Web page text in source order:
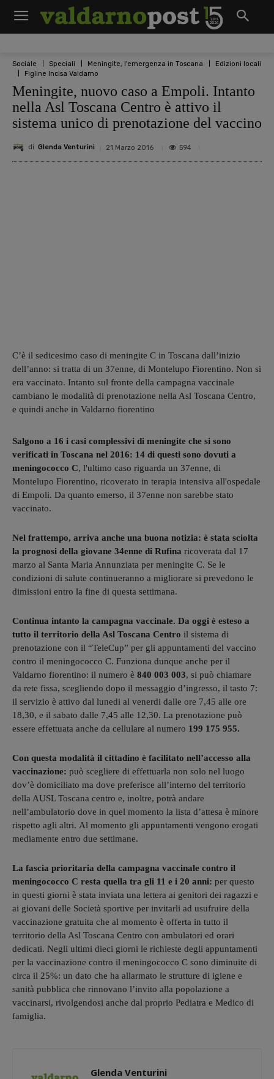
Sociale Speciali Meningite, l'emergenza in Toscana
Edizioni locali
Figline Incisa Valdarno
Meningite, nuovo caso a Empoli. Intanto
nella Asl Toscana Centro è attivo il
sistema unico di prenotazione del vaccino
di Glenda Venturini 21 Marzo 2016 594
C’è il sedicesimo caso di meningite C in Toscana dall’inizio
dell’anno: si tratta di un 37enne, di Montelupo Fiorentino. Non si
era vaccinato. Intanto sul fronte della campagna vaccinale
cambiano le modalità di prenotazione nella Asl Toscana Centro,
e quindi anche in Valdarno fiorentino
Salgono a 16 i casi complessivi di meningite che si sono
verificati in Toscana nel 2016: 14 di questi sono dovuti a
meningococco C, l'ultimo caso riguarda un 37enne, di
Montelupo Fiorentino, ricoverato in terapia intensiva all'ospedale
di Empoli. Da quanto emerso, il 37enne non sarebbe stato
vaccinato.
Nel frattempo, arriva anche una buona notizia: è stata sciolta
la prognosi della giovane 34enne di Rufina ricoverata dal 17
marzo al Santa Maria Annunziata per meningite C. Se le
condizioni di salute continueranno a migliorare si prevedono le
dimissioni entro la fine di questa settimana.
Continua intanto la campagna vaccinale. Da oggi è esteso a
tutto il territorio della Asl Toscana Centro il sistema di
prenotazione con il “TeleCup” per gli appuntamenti del vaccino
contro il meningococco C. Funziona dunque anche per il
Valdarno fiorentino: il numero è 840 003 003, si può chiamare
da rete fissa, scegliendo dopo il messaggio d’ingresso, il tasto 7:
il servizio è attivo dal lunedi al venerdi dalle ore 7,45 alle ore
18,30, e il sabato dalle 7,45 alle 12,30. La prenotazione può
essere effettuata anche da cellulare al numero 199 175 955.
Con questa modalità il cittadino è facilitato nell’accesso alla
vaccinazione: può scegliere di effettuarla non solo nel luogo
dov’è domiciliato ma dove preferisce all’interno del territorio
della AUSL Toscana centro e, inoltre, potrà andare
nell’ambulatorio dove in quel momento la lista d’attesa è minore
rispetto agli altri. Al momento gli appuntamenti vengono erogati
mediamente entro due settimane.
La fascia prioritaria della campagna vaccinale contro il
meningococco C resta quella tra gli 11 e i 20 anni: per questo
in questi giorni è stata inviata una lettera ai genitori dei ragazzi e
ai giovani delle Società sportive per invitarli ad usufruire della
vaccinazione gratuita che al momento è offerta in tutto il
territorio della Asl Toscana Centro con ambulatori ed orari
dedicati. Negli ultimi dieci giorni le richieste degli appuntamenti
per la vaccinazione contro il meningococco C sono diminuite di
circa il 25%: un dato che ha allarmato le strutture di igiene e
sanità pubblica che rinnovano l’invito alla popolazione a
vaccinarsi, rivolgendosi anche dal proprio Pediatra e Medico di
famiglia.
Glenda Venturini